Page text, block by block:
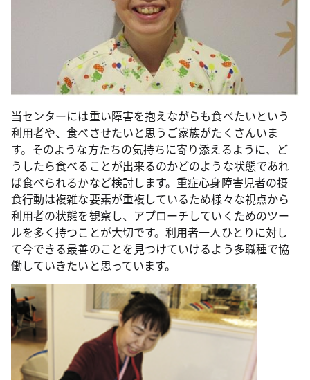
当センターには重い障害を抱えながらも食べたいという
利用者や、食べさせたいと思うご家族がたくさんいま
す。そのような方たちの気持ちに寄り添えるように、ど
うしたら食べることが出来るのかどのような状態であれ
ば食べられるかなど検討します。重症心身障害児者の摂
食行動は複雑な要素が重複しているため様々な視点から
利用者の状態を観察し、アプローチしていくためのツー
ルを多く持つことが大切です。利用者一人ひとりに対し
て今できる最善のことを見つけていけるよう多職種で協
働していきたいと思っています。